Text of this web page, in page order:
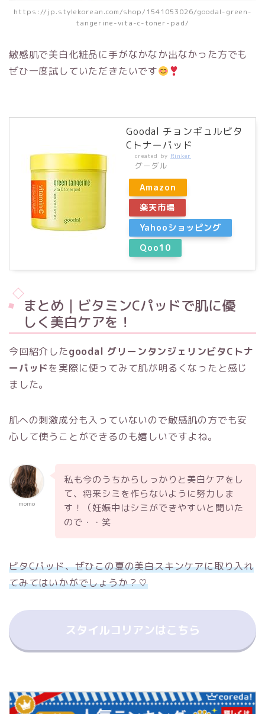
https://jp.stylekorean.com/shop/1541053026/goodal-green-
tangerine-vita-c-toner-pad/
敏感肌で美白化粧品に手がなかなか出なかった方でも
ぜひ一度試していただきたいです
Goodal チョンギュルビタ
Cトナーパッド
created by Rinker
グーダル
Amazon
楽天市場
Yahooショッピング
Qoo10
まとめ｜ビタミンCパッドで肌に優
しく美白ケアを！
今回紹介したgoodal グリーンタンジェリンビタCトナ
ーパッドを実際に使ってみて肌が明るくなったと感じ
ました。
肌への刺激成分も入っていないので敏感肌の方でも安
心して使うことができるのも嬉しいですよね。
momo
私も今のうちからしっかりと美白ケアをし
て、将来シミを作らないように努力しま
す！（妊娠中はシミができやすいと聞いた
ので・・笑
ビタCパッド、ぜひこの夏の美白スキンケアに取り入れ
てみてはいかがでしょうか？♡
スタイルコリアンはこちら